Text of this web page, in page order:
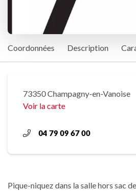
Coordonnées Description
73350 Champagny-en-Vanoise
Voir la carte
04 79 09 67 00
Pique-niquez dans la salle hors sac